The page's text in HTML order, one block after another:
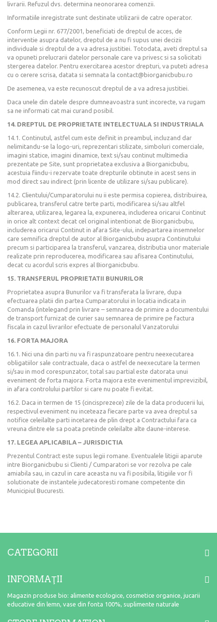
livrarii. Refuzul dvs. determina neonorarea comenzii.
Informatiile inregistrate sunt destinate utilizarii de catre operator.
Conform Legii nr. 677/2001, beneficiati de dreptul de acces, de
interventie asupra datelor, dreptul de a nu fi supus unei decizii
individuale si dreptul de a va adresa justitiei. Totodata, aveti dreptul sa
va opuneti prelucrarii datelor personale care va privesc si sa solicitati
stergerea datelor. Pentru exercitarea acestor drepturi, va puteti adresa
cu o cerere scrisa, datata si semnata la contact@biorganicbubu.ro
De asemenea, va este recunoscut dreptul de a va adresa justitiei.
Daca unele din datele despre dumneavoastra sunt incorecte, va rugam
sa ne informati cat mai curand posibil.
14. DREPTUL DE PROPRIETATE INTELECTUALA SI INDUSTRIALA
14.1. Continutul, astfel cum este definit in preambul, incluzand dar
nelimitandu-se la logo-uri, reprezentari stilizate, simboluri comerciale,
imagini statice, imagini dinamice, text si/sau continut multimedia
prezentate pe Site, sunt proprietatea exclusiva a Biorganicbubu,
acestuia fiindu-i rezervate toate drepturile obtinute in acest sens in
mod direct sau indirect (prin licente de utilizare si/sau publicare).
14.2. Clientului/Cumparatorului nu ii este permisa copierea, distribuirea,
publicarea, transferul catre terte parti, modificarea si/sau altfel
alterarea, utilizarea, legarea la, expunerea, includerea oricarui Continut
in orice alt context decat cel original intentionat de Biorganicbubu,
includerea oricarui Continut in afara Site-ului, indepartarea insemnelor
care semnifica dreptul de autor al Biorganicbubu asupra Continutului
precum si participarea la transferul, vanzarea, distributia unor materiale
realizate prin reproducerea, modificarea sau afisarea Continutului,
decat cu acordul scris expres al Biorganicbubu.
15. TRANSFERUL PROPRIETATII BUNURILOR
Proprietatea asupra Bunurilor va fi transferata la livrare, dupa
efectuarea platii din partea Cumparatorului in locatia indicata in
Comanda (intelegand prin livrare – semnarea de primire a documentului
de transport furnizat de curier sau semnarea de primire pe factura
fiscala in cazul livrarilor efectuate de personalul Vanzatorului
16. FORTA MAJORA
16.1. Nici una din parti nu va fi raspunzatoare pentru neexecutarea
obligatiilor sale contractuale, daca o astfel de neexecutare la termen
si/sau in mod corespunzator, total sau partial este datorata unui
eveniment de forta majora. Forta majora este evenimentul imprevizibil,
in afara controlului partilor si care nu poate fi evitat.
16.2. Daca in termen de 15 (cincisprezece) zile de la data producerii lui,
respectivul eveniment nu inceteaza fiecare parte va avea dreptul sa
notifice celeilalte parti incetarea de plin drept a Contractului fara ca
vreuna dintre ele sa poata pretinde celeilalte alte daune-interese.
17. LEGEA APLICABILA – JURISDICTIA
Prezentul Contract este supus legii romane. Eventualele litigii aparute
intre Biorganicbubu si Clienti / Cumparatori se vor rezolva pe cale
amiabila sau, in cazul in care aceasta nu va fi posibila, litigiile vor fi
solutionate de instantele judecatoresti romane competente din
Municipiul Bucuresti.
CATEGORII
INFORMAŢII
Magazin produse bio: alimente ecologice, cosmetice organice, jucarii
educative din lemn, vase din fonta 100%, suplimente naturale